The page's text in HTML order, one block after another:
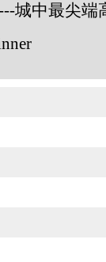
城中最尖端